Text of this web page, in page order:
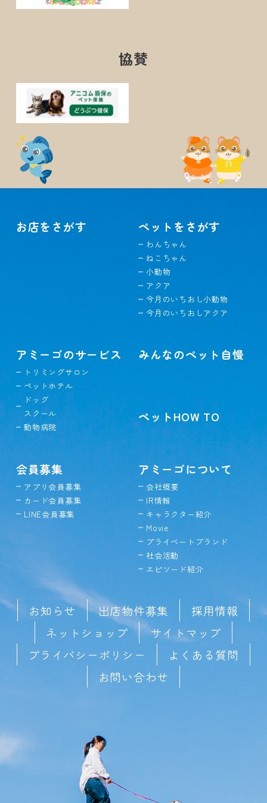
協賛
お店をさがす ペットをさがす
わんちゃん
ねこちゃん
小動物
アクア
今月のいちおし小動物
今月のいちおしアクア
アミーゴのサービス
トリミングサロン
ペットホテル
ドッグ
スクール
動物病院
みんなのペット自慢
ペットHOW TO
会員募集
アプリ会員募集
カード会員募集
LINE会員募集
アミーゴについて
会社概要
IR情報
キャラクター紹介
Movie
プライベートブランド
社会活動
エピソード紹介
お知らせ 出店物件募集
採用情報
ネットショップ
サイトマップ
プライバシーポリシー
よくある質問
お問い合わせ